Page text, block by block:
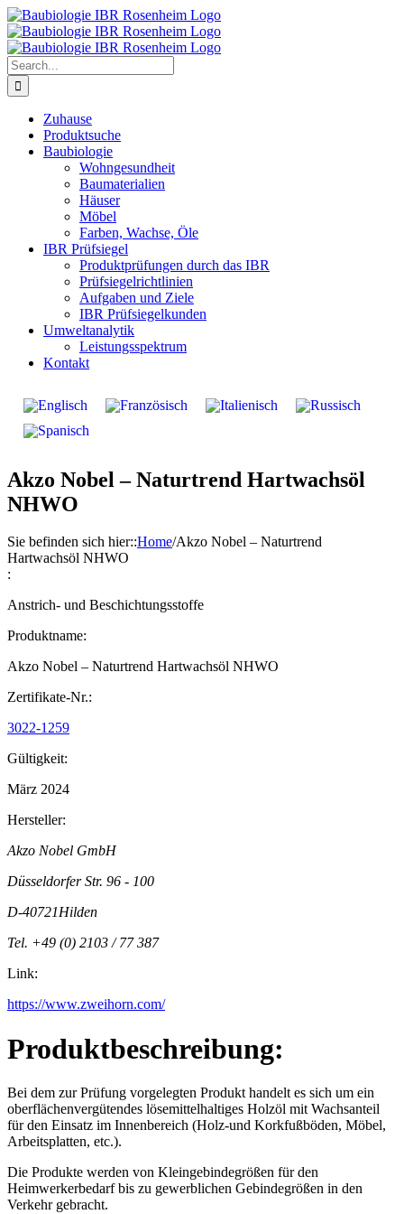
Search
for:
Zuhause
Produktsuche
Baubiologie
Wohngesundheit
Baumaterialien
Häuser
Möbel
Farben, Wachse, Öle
IBR Prüfsiegel
Produktprüfungen durch das IBR
Prüfsiegelrichtlinien
Aufgaben und Ziele
IBR Prüfsiegelkunden
Umweltanalytik
Leistungsspektrum
Kontakt
Akzo Nobel – Naturtrend Hartwachsöl
NHWO
Sie befinden sich hier::Home/Akzo Nobel – Naturtrend
Hartwachsöl NHWO
:
Anstrich- und Beschichtungsstoffe
Produktname:
Akzo Nobel – Naturtrend Hartwachsöl NHWO
Zertifikate-Nr.:
3022-1259
Gültigkeit:
März 2024
Hersteller:
Akzo Nobel GmbH
Düsseldorfer Str. 96 - 100
D-40721Hilden
Tel. +49 (0) 2103 / 77 387
Link:
https://www.zweihorn.com/
Produktbeschreibung:
Bei dem zur Prüfung vorgelegten Produkt handelt es sich um ein
oberflächenvergütendes lösemittelhaltiges Holzöl mit Wachsanteil
für den Einsatz im Innenbereich (Holz-und Korkfußböden, Möbel,
Arbeitsplatten, etc.).
Die Produkte werden von Kleingebindegrößen für den
Heimwerkerbedarf bis zu gewerblichen Gebindegrößen in den
Verkehr gebracht.